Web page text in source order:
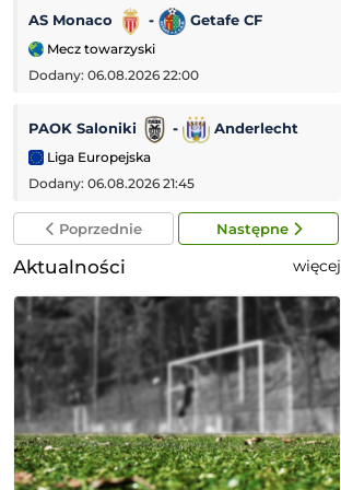
AS Monaco - Getafe CF
Mecz towarzyski
Dodany: 06.08.2026 22:00
PAOK Saloniki - Anderlecht
Liga Europejska
Dodany: 06.08.2026 21:45
Poprzednie Następne
Aktualności więcej